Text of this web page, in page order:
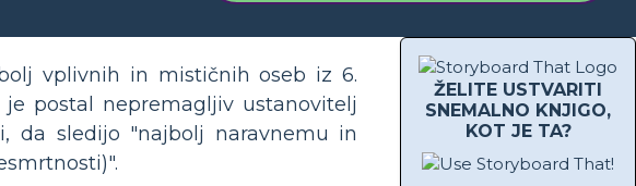
ŽELITE USTVARITI
SNEMALNO KNJIGO,
KOT JE TA?
vplivnih in mističnih oseb iz 6.
postal nepremagljiv ustanovitelj
da sledijo "najbolj naravnemu in